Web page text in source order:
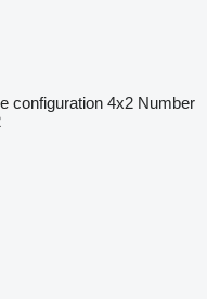
configuration 4x2 Number